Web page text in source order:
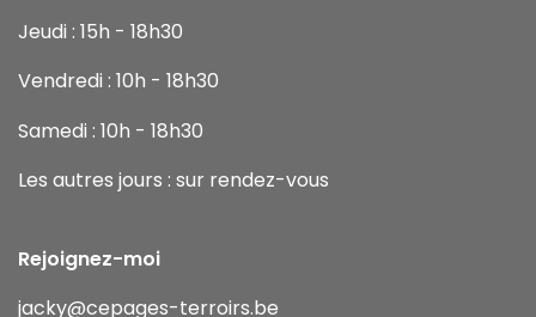
Jeudi : 15h - 18h30
Vendredi : 10h - 18h30
Samedi : 10h - 18h30
Les autres jours : sur rendez-vous
Rejoignez-moi
jacky@cepages-terroirs.be